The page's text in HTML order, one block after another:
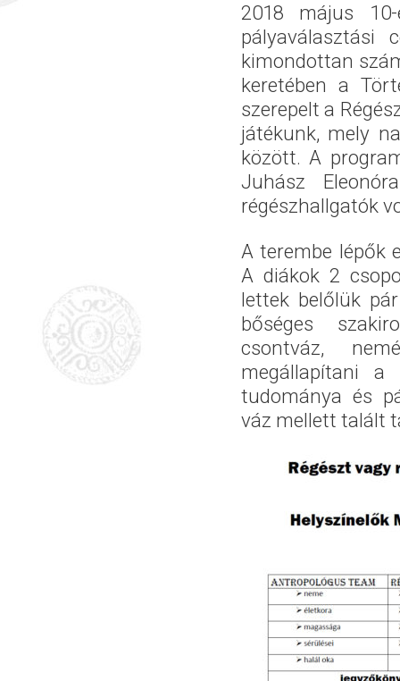
2018 május
pályaválasztási
kimondottan
keretében a
szerepelt a
játékunk, mely
között. A
Juhász
régészhallgatók
A terembe lépők
A diákok 2
lettek belőlük
bőséges
csontváz,
megállapítani
tudománya és
váz mellett talált